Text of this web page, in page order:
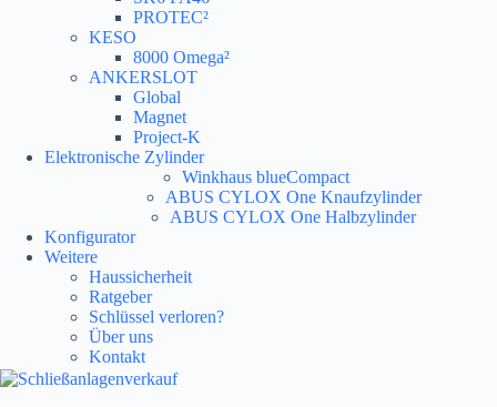
PROTEC²
KESO
8000 Omega²
ANKERSLOT
Global
Magnet
Project-K
Elektronische Zylinder
Winkhaus blueCompact
ABUS CYLOX One Knaufzylinder
ABUS CYLOX One Halbzylinder
Konfigurator
Weitere
Haussicherheit
Ratgeber
Schlüssel verloren?
Über uns
Kontakt